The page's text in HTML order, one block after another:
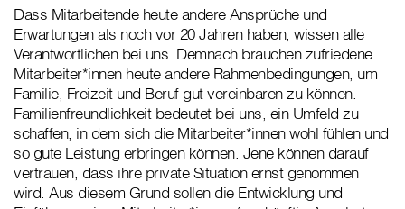
Dass Mitarbeitende heute andere Ansprüche und
Erwartungen als noch vor 20 Jahren haben, wissen alle
Verantwortlichen bei uns. Demnach brauchen zufriedene
Mitarbeiter*innen heute andere Rahmenbedingungen, um
Familie, Freizeit und Beruf gut vereinbaren zu können.
Familienfreundlichkeit bedeutet bei uns, ein Umfeld zu
schaffen, in dem sich die Mitarbeiter*innen wohl fühlen und
so gute Leistung erbringen können. Jene können darauf
vertrauen, dass ihre private Situation ernst genommen
wird. Aus diesem Grund sollen die Entwicklung und